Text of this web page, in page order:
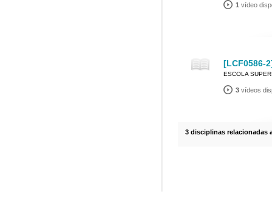
1 vídeo
[LCF0586-
ESCOLA
3 vídeos
3 disciplinas relacionadas